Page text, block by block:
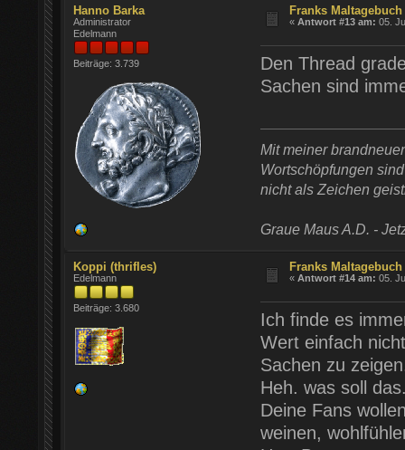
Hanno Barka
Administrator
Edelmann
Beiträge: 3.739
Franks
«Antwort #13 am: 05.
Den Thread
Sachen sind
Mit meiner
Wortschöpfungen
nicht als Zeichen
Graue Maus A.D. -
Koppi (thrifles)
Edelmann
Beiträge: 3.680
Franks
«Antwort #14 am: 05.
Ich finde es
Wert einfach
Sachen zu
Heh. was soll
Deine Fans
weinen,